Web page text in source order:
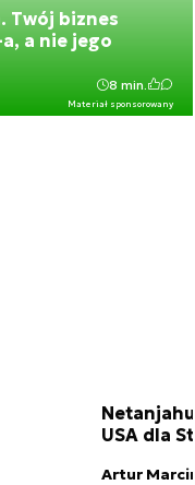
Twój biznes
a nie jego
Materiał sponsorowany
8 min.
USA dla
Artur